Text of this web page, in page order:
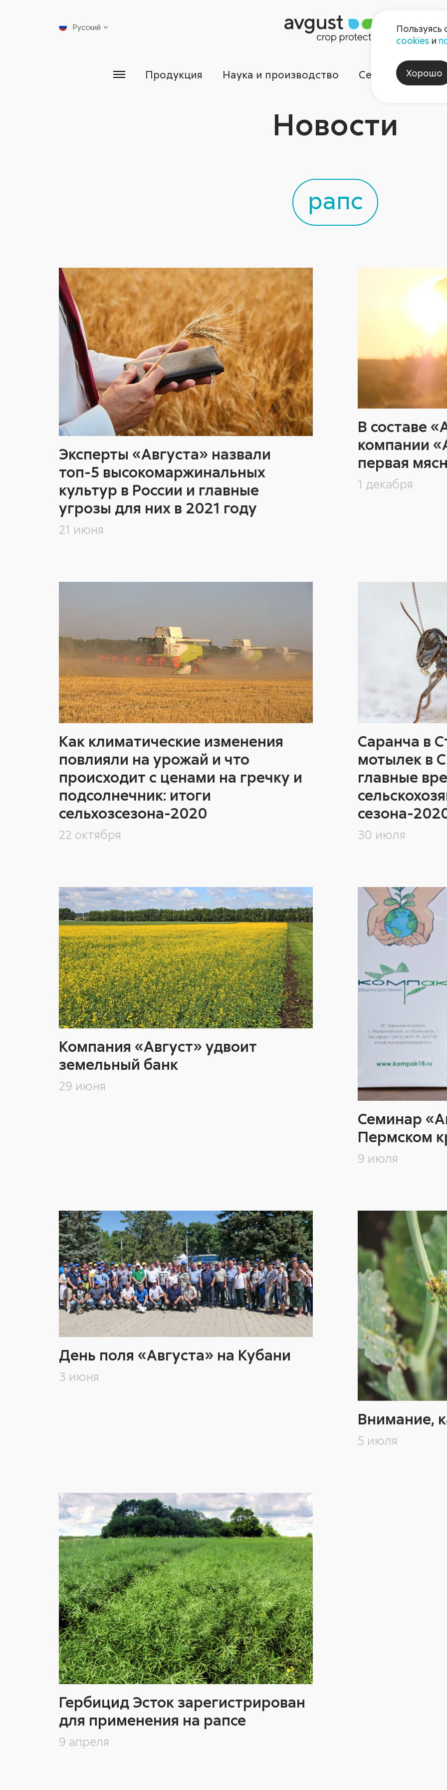
Русский
Продукция Наука и производство Сервисы
Новости
рапс
Эксперты «Августа» назвали
топ-5 высокомаржинальных
культур в России и главные
угрозы для них в 2021 году
21 июня
В составе
компании
первая
1 декабря
Как климатические изменения
повлияли на урожай и что
происходит с ценами на гречку и
подсолнечник: итоги
сельхозсезона-2020
22 октября
Саранча в
мотылек в
главные
сезона-
30 июля
Компания «Август» удвоит
земельный банк
29 июня
Семинар
Пермском
9 июля
День поля «Августа» на Кубани
3 июня
Внимание,
5 июля
Гербицид Эсток зарегистрирован
для применения на рапсе
9 апреля
Пользуясь
cookies и
Хорошо